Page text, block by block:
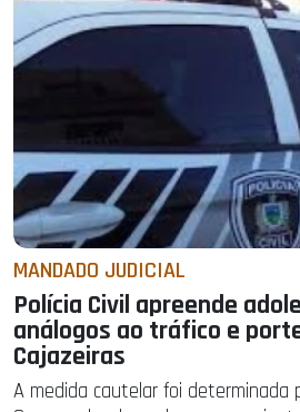
MANDADO JUDICIAL
Polícia Civil apreende
análogos ao tráfico e
Cajazeiras
A medida cautelar foi determinada